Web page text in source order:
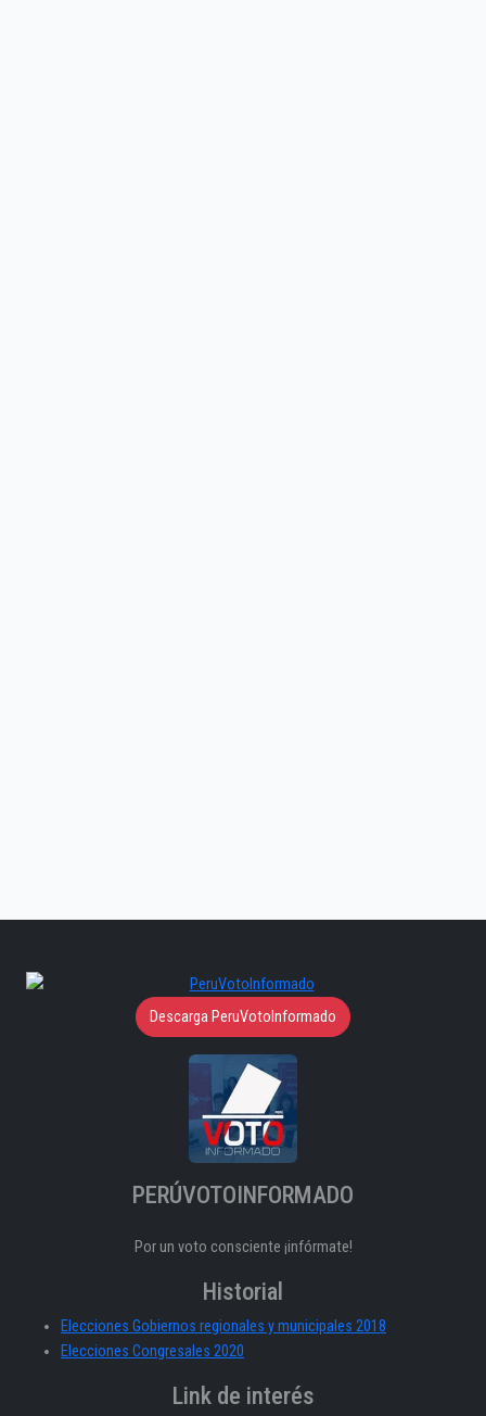
Descarga PeruVotoInformado
PERÚVOTOINFORMADO
Por un voto consciente ¡infórmate!
Historial
Elecciones Gobiernos regionales y municipales 2018
Elecciones Congresales 2020
Link de interés